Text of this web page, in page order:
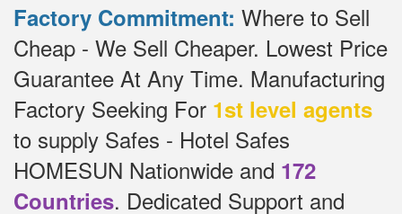
Factory Commitment: Where to Sell
Cheap - We Sell Cheaper. Lowest Price
Guarantee At Any Time. Manufacturing
Factory Seeking For 1st level agents
to supply Safes - Hotel Safes
HOMESUN Nationwide and 172
Countries. Dedicated Support and